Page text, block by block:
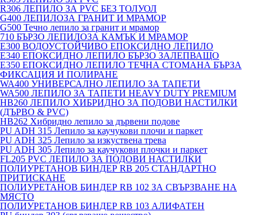
R306 ЛЕПИЛО ЗА PVC БЕЗ ТОЛУОЛ
G400 ЛЕПИЛОЗА ГРАНИТ И МРАМОP
G500 Течно лепило за гранит и мрамор
710 БЪРЗО ЛЕПИЛОЗА КАМЪК И МРАМОP
E300 ВОДОУСТОЙЧИВО ЕПОКСИДНО ЛЕПИЛО
E340 ЕПОКСИДНО ЛЕПИЛО БЪРЗО ЗАЛЕПВАЩО
E350 ЕПОКСИДНО ЛЕПИЛО ТЕЧНА СТОМАНА БЪРЗА
ФИКСАЦИЯ И ПОЛИРАНЕ
WA400 УНИВЕРСАЛНО ЛЕПИЛО ЗА ТАПЕТИ
WA500 ЛЕПИЛО ЗА ТАПЕТИ HEAVY DUTY PREMIUM
HB260 ЛЕПИЛО ХИБРИДНО ЗА ПОДОВИ НАСТИЛКИ
(ДЪРВО & PVC)
HB262 Хибридно лепило за дървени подове
PU ADH 315 Лепило за каучукови плочи и паркет
PU ADH 325 Лепило за изкуствена трева
PU ADH 305 Лепило за каучукови плочки и паркет
FL205 PVC ЛЕПИЛО ЗА ПОДОВИ НАСТИЛКИ
ПОЛИУРЕТАНОВ БИНДЕР RB 205 СТАНДАРТНО
ПРИТИСКАНЕ
ПОЛИУРЕТАНОВ БИНДЕР RB 102 ЗА СВЪРЗВАНЕ НА
МЯСТО
ПОЛИУРЕТАНОВ БИНДЕР RB 103 АЛИФАТЕН